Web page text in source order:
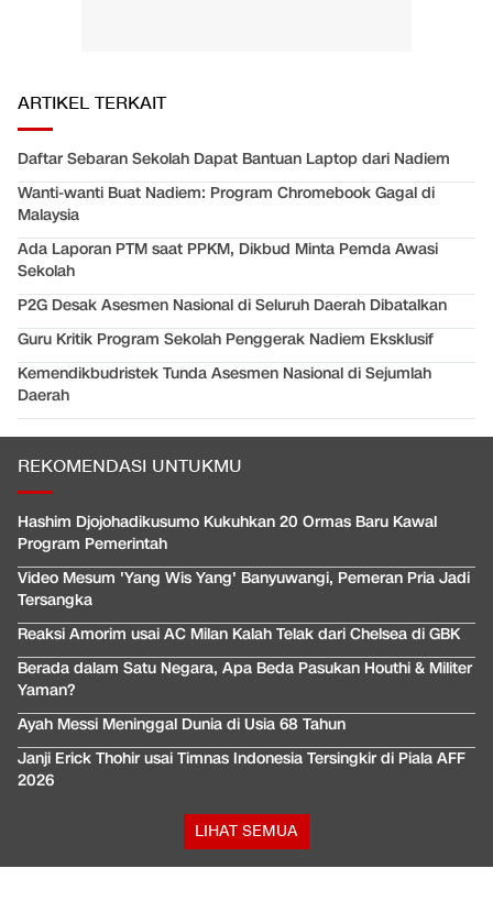
ARTIKEL TERKAIT
Daftar Sebaran Sekolah Dapat Bantuan Laptop dari Nadiem
Wanti-wanti Buat Nadiem: Program Chromebook Gagal di
Malaysia
Ada Laporan PTM saat PPKM, Dikbud Minta Pemda Awasi
Sekolah
P2G Desak Asesmen Nasional di Seluruh Daerah Dibatalkan
Guru Kritik Program Sekolah Penggerak Nadiem Eksklusif
Kemendikbudristek Tunda Asesmen Nasional di Sejumlah
Daerah
REKOMENDASI UNTUKMU
Hashim Djojohadikusumo Kukuhkan 20 Ormas Baru Kawal
Program Pemerintah
Video Mesum 'Yang Wis Yang' Banyuwangi, Pemeran Pria Jadi
Tersangka
Reaksi Amorim usai AC Milan Kalah Telak dari Chelsea di GBK
Berada dalam Satu Negara, Apa Beda Pasukan Houthi & Militer
Yaman?
Ayah Messi Meninggal Dunia di Usia 68 Tahun
Janji Erick Thohir usai Timnas Indonesia Tersingkir di Piala AFF
2026
LIHAT SEMUA